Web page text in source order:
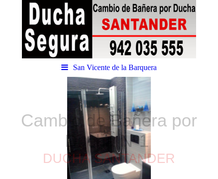
San Vicente de la Barquera
Cambio de Bañera por
Ducha Nº1
DUCHA SANTANDER